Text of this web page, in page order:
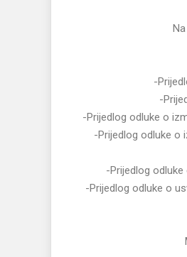
-
-
-Prijedlog odluke o
-Prijedlog odluke o
-Prijedlog
-Prijedlog odluke o